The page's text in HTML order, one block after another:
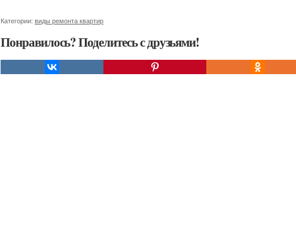
Категории: виды ремонта квартир
Понравилось? Поделитесь с друзьями!